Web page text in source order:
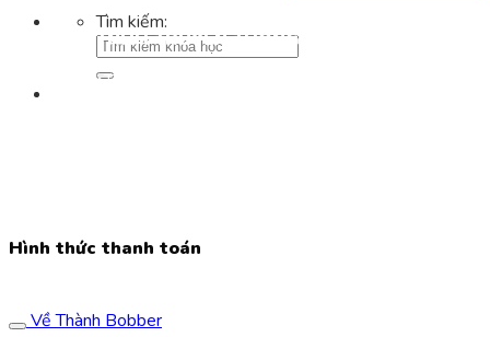
Tìm kiếm:
CÔNG TY TNHH TRUYỀN THÔNG DỊCH VỤ WEUP
Chi nhánh:Tầng 3, Số nhà G9 Khu đấu giá Ngô Thì Nhậm, Tổ
dân phố 3, Phường Hà Đông, TP Hà Nội,
Hình thức thanh toán
Về Thành Bobber